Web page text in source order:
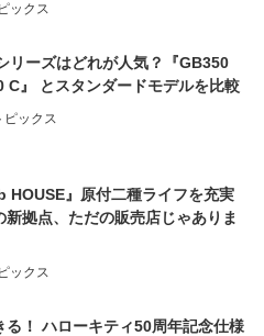
ックス
リーズはどれが人気？『GB350
C』 とスタンダードモデルを比較
ピックス
HOUSE』原付二種ライフを充実
新拠点、ただの販売店じゃありま
ックス
る！ ハローキティ50周年記念仕様